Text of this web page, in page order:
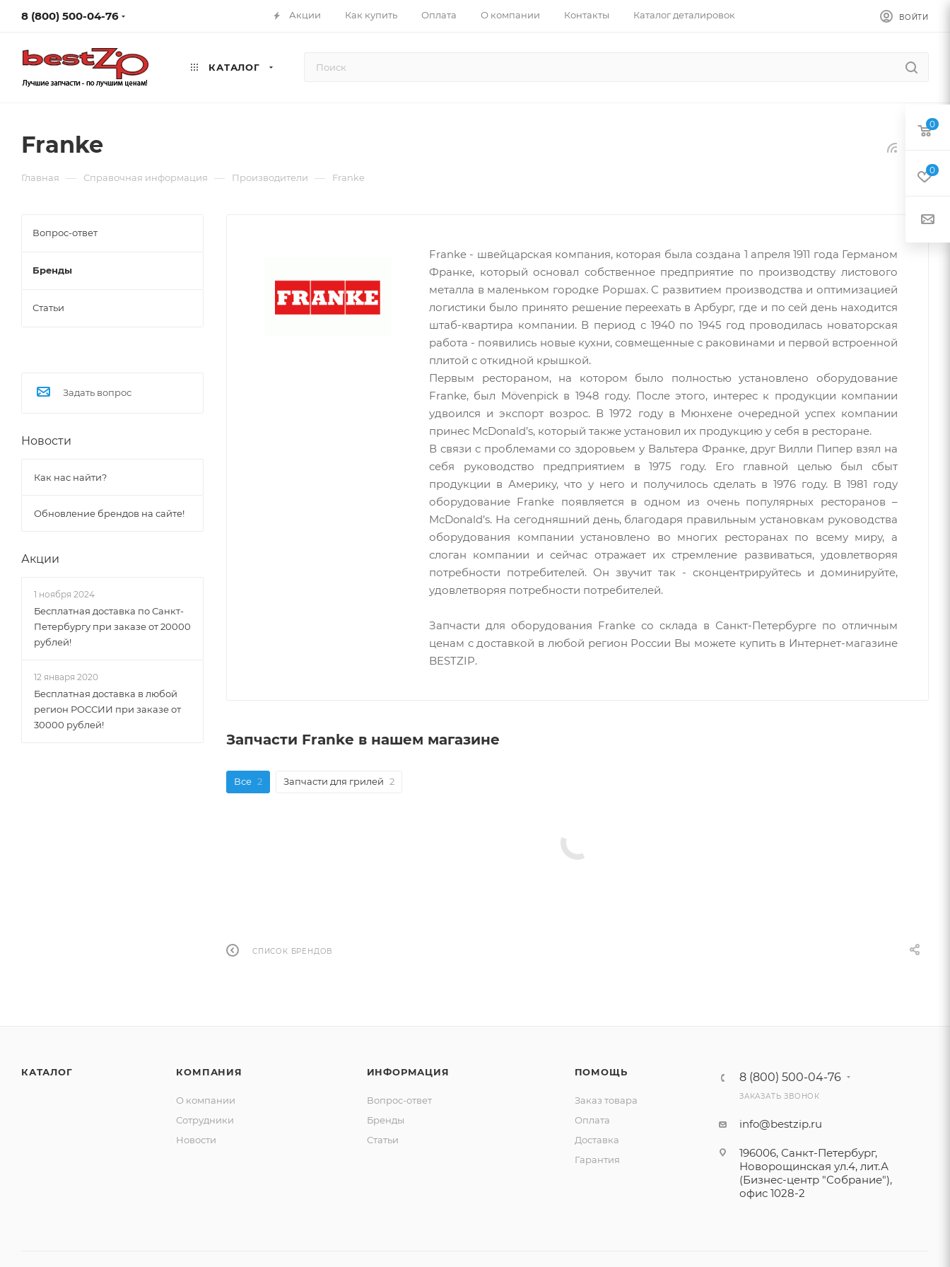
8 (800) 500-04-76 Акции Как купить Оплата О компании Контакты Каталог деталировок ВОЙТИ
КАТАЛОГ
Franke
Главная — Справочная информация — Производители — Franke
Franke - швейцарская компания, которая была создана 1 апреля 1911 года Германом
Франке, который основал собственное предприятие по производству листового
металла в маленьком городке Роршах. С развитием производства и оптимизацией
логистики было принято решение переехать в Арбург, где и по сей день находится
штаб-квартира компании. В период с 1940 по 1945 год проводилась новаторская
работа - появились новые кухни, совмещенные с раковинами и первой встроенной
плитой с откидной крышкой.
Первым рестораном, на котором было полностью установлено оборудование
Franke, был Mövenpick в 1948 году. После этого, интерес к продукции компании
удвоился и экспорт возрос. В 1972 году в Мюнхене очередной успех компании
принес McDonald’s, который также установил их продукцию у себя в ресторане.
В связи с проблемами со здоровьем у Вальтера Франке, друг Вилли Пипер взял на
себя руководство предприятием в 1975 году. Его главной целью был сбыт
продукции в Америку, что у него и получилось сделать в 1976 году. В 1981 году
оборудование Franke появляется в одном из очень популярных ресторанов –
McDonald’s. На сегодняшний день, благодаря правильным установкам руководства
оборудования компании установлено во многих ресторанах по всему миру, а
слоган компании и сейчас отражает их стремление развиваться, удовлетворяя
потребности потребителей. Он звучит так - сконцентрируйтесь и доминируйте,
удовлетворяя потребности потребителей.
Запчасти для оборудования Franke со склада в Санкт-Петербурге по отличным
ценам c доставкой в любой регион России Вы можете купить в Интернет-магазине
BESTZIP.
Запчасти Franke в нашем магазине
Все 2 Запчасти для грилей 2
СПИСОК БРЕНДОВ
Вопрос-ответ
Бренды
Статьи
Задать вопрос
Новости
Как нас найти?
Обновление брендов на сайте!
Акции
1 ноября 2024
Бесплатная доставка по Санкт-
Петербургу при заказе от 20000
рублей!
12 января 2020
Бесплатная доставка в любой
регион РОССИИ при заказе от
30000 рублей!
КАТАЛОГ КОМПАНИЯ
О компании
Сотрудники
Новости
ИНФОРМАЦИЯ
Вопрос-ответ
Бренды
Статьи
ПОМОЩЬ
Заказ товара
Оплата
Доставка
Гарантия
8 (800) 500-04-76
ЗАКАЗАТЬ ЗВОНОК
info@bestzip.ru
196006, Санкт-Петербург,
Новорощинская ул.4, лит.А
(Бизнес-центр "Собрание"),
офис 1028-2
0
0